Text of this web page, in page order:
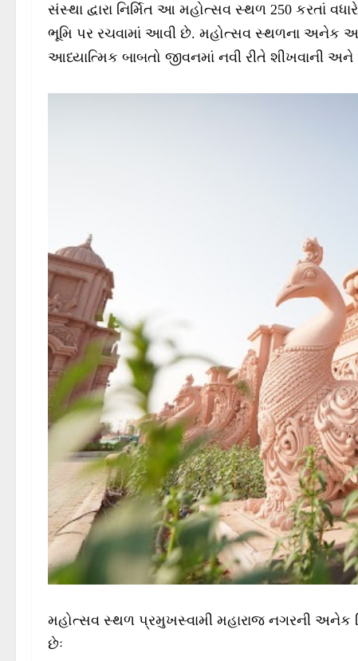
સંસ્થા દ્વારા નિર્મિત આ મહોત્સવ સ્થળ 250 કરતાં
ભૂમિ પર રચવામાં આવી છે. મહોત્સવ સ્થળના અનેક
આધ્યાત્મિક બાબતો જીવનમાં નવી રીતે શીખવાની
મહોત્સવ સ્થળ પ્રમુખસ્વામી મહારાજ નગરની
છેઃ